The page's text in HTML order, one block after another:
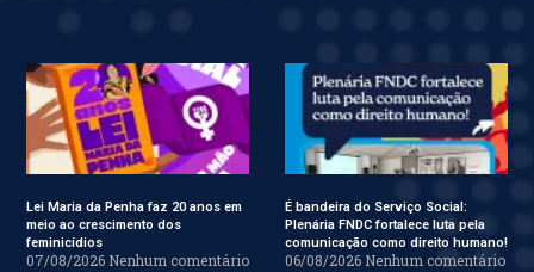
Lei Maria da Penha faz 20 anos em
meio ao crescimento dos
feminicídios
07/08/2026 Nenhum comentário
É bandeira do Serviço Social:
Plenária FNDC fortalece luta pela
comunicação como direito humano!
06/08/2026 Nenhum comentário